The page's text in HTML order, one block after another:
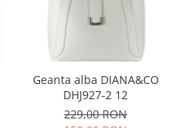
Geanta alba DIANA&CO
DHJ927-2 12
229,00 RON